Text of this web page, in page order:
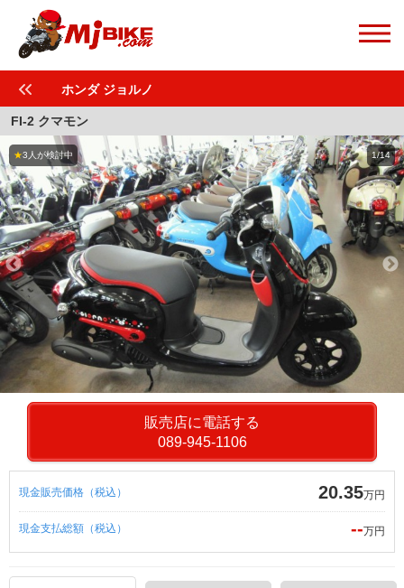
ホンダ ジョルノ
FI-2 クマモン
1/14
★3人が検討中
販売店に電話する
089-945-1106
現金販売価格（税込） 20.35万円
現金支払総額（税込） --万円